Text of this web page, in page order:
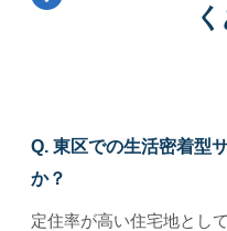
Q. 東区での生活密着型
か？
定住率が高い住宅地とし